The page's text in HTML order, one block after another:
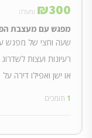
₪300 ומעלה
מפגש עם מעצבת
שעה וחצי של מפגש
רעיונות ועצות
או ישן ואפילו דירה
1 תומכים